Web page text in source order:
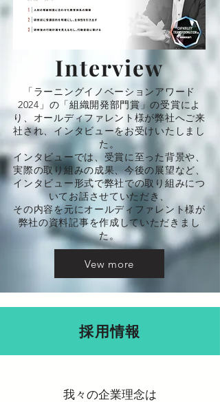
Interview
「ラーニングイノベーションアワード
2024」の「組織開発部門賞」の受賞によ
り、オールディファレント様が弊社へご来
社され、インタビューをお受けいたしまし
た。
インタビューでは、受賞に至った背景や、
実際の取り組みの成果、今後の展望など、
インタビュー形式で弊社での取り組みにつ
いてお話させていただき、
その内容を元にオールディファレント様が
弊社の資料記事を作成していただきまし
た。
Vew more
採用情報
我々の企業理念は